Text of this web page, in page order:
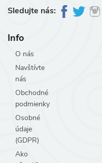
Sledujte nás:
Info
O nás
Navštívte
nás
Obchodné
podmienky
Osobné
údaje
(GDPR)
Ako